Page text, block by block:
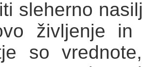
sleherno
življenje
so